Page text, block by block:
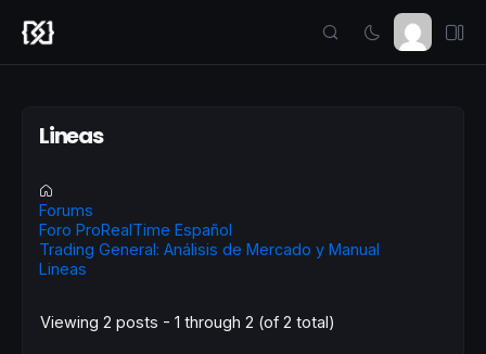
Lineas
Forums
Foro ProRealTime Español
Trading General: Análisis de Mercado y Manual
Lineas
Viewing 2 posts - 1 through 2 (of 2 total)